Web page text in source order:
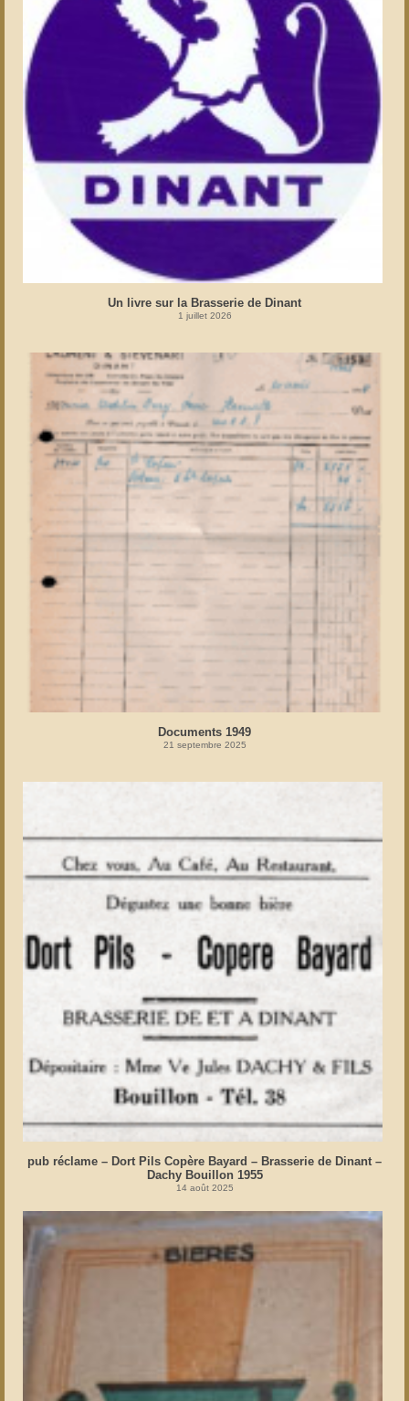
Un livre sur la Brasserie de Dinant
1 juillet 2026
Documents 1949
21 septembre 2025
pub réclame – Dort Pils Copère Bayard – Brasserie de Dinant –
Dachy Bouillon 1955
14 août 2025